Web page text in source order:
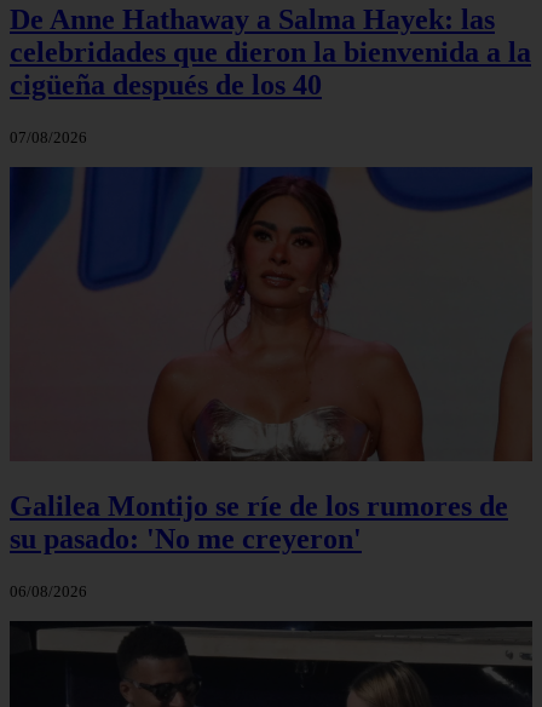
De Anne Hathaway a Salma Hayek: las
celebridades que dieron la bienvenida a la
cigüeña después de los 40
07/08/2026
Galilea Montijo se ríe de los rumores de
su pasado: 'No me creyeron'
06/08/2026